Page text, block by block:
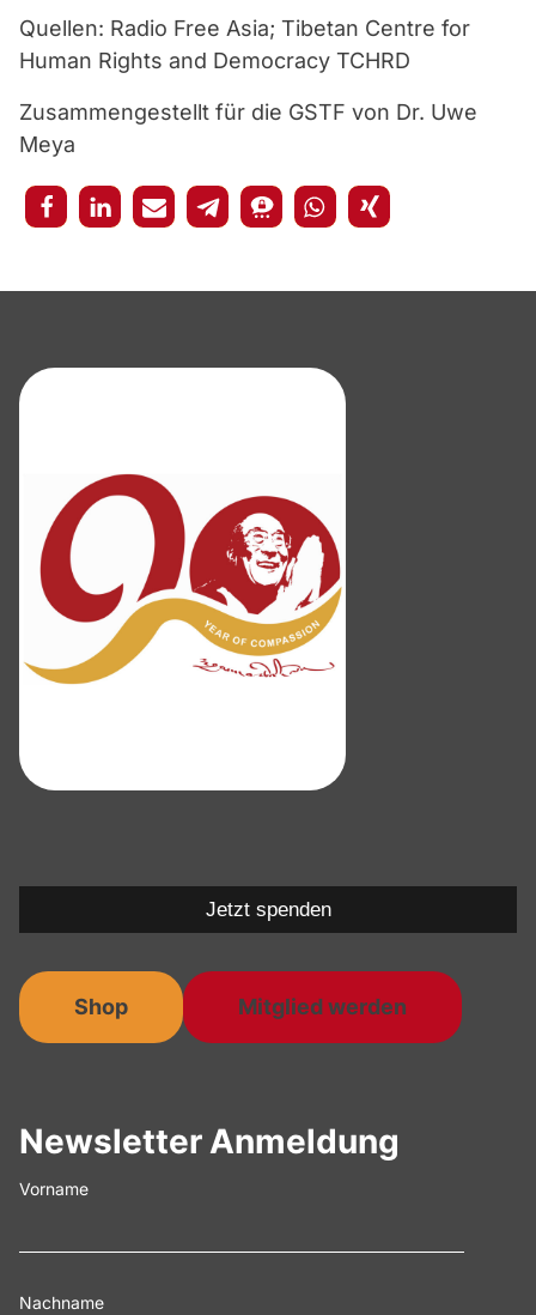
Quellen: Radio Free Asia; Tibetan Centre for
Human Rights and Democracy TCHRD
Zusammengestellt für die GSTF von Dr. Uwe
Meya
Shop Mitglied werden
Newsletter Anmeldung
Vorname
Nachname
Jetzt spenden